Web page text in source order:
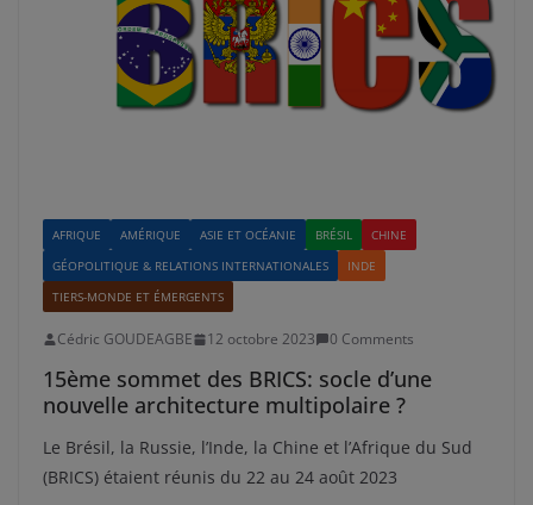
AFRIQUE AMÉRIQUE ASIE ET OCÉANIE BRÉSIL
CHINE
GÉOPOLITIQUE & RELATIONS INTERNATIONALES
INDE
TIERS-MONDE ET ÉMERGENTS
Cédric GOUDEAGBE 12 octobre 2023 0 Comments
15ème sommet des BRICS: socle d’une
nouvelle architecture multipolaire ?
Le Brésil, la Russie, l’Inde, la Chine et l’Afrique du Sud
(BRICS) étaient réunis du 22 au 24 août 2023